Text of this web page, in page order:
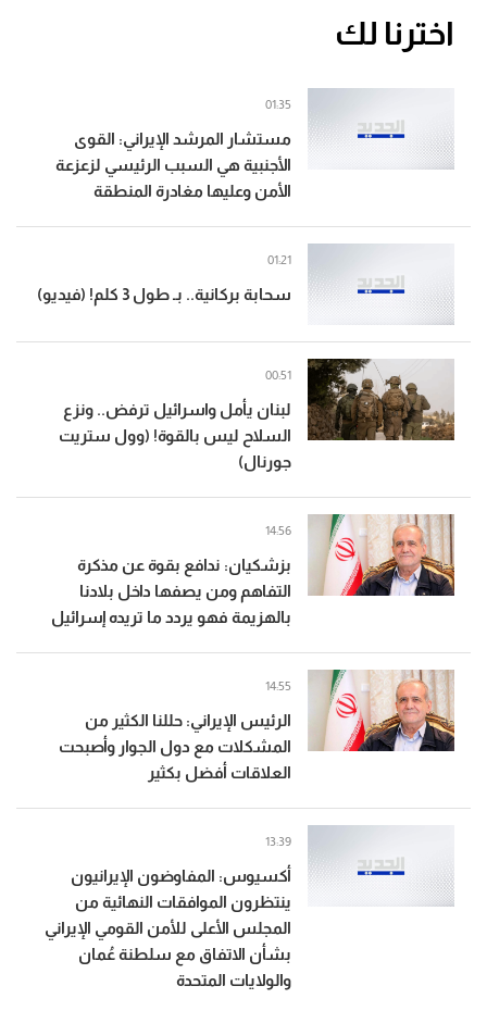
اخترنا لك
مستشار المرشد الإيراني: القوى
الأجنبية هي السبب الرئيسي لزعزعة
الأمن وعليها مغادرة المنطقة
01:35
سحابة بركانية.. بـ طول 3 كلم! (فيديو)
01:21
لبنان يأمل واسرائيل ترفض.. ونزع
السلاح ليس بالقوة! (وول ستريت
جورنال)
00:51
بزشكيان: ندافع بقوة عن مذكرة
التفاهم ومن يصفها داخل بلادنا
بالهزيمة فهو يردد ما تريده إسرائيل
14:56
الرئيس الإيراني: حللنا الكثير من
المشكلات مع دول الجوار وأصبحت
العلاقات أفضل بكثير
14:55
أكسيوس: المفاوضون الإيرانيون
ينتظرون الموافقات النهائية من
المجلس الأعلى للأمن القومي الإيراني
بشأن الاتفاق مع سلطنة عُمان
والولايات المتحدة
13:39